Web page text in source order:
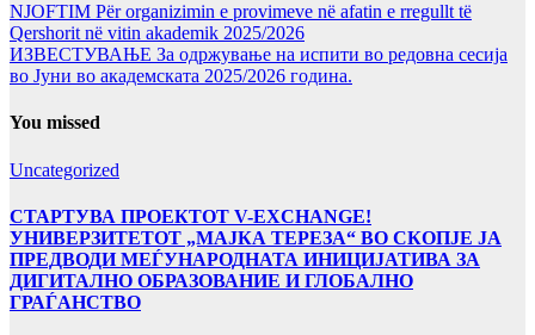
NJOFTIM Për organizimin e provimeve në afatin e rregullt të
Qershorit në vitin akademik 2025/2026
ИЗВЕСТУВАЊЕ За одржување на испити во редовна сесија
во Јуни во академската 2025/2026 година.
You missed
Uncategorized
СТАРТУВА ПРОЕКТОТ V-EXCHANGE!
УНИВЕРЗИТЕТОТ „МАЈКА ТЕРЕЗА“ ВО СКОПЈЕ ЈА
ПРЕДВОДИ МЕЃУНАРОДНАТА ИНИЦИЈАТИВА ЗА
ДИГИТАЛНО ОБРАЗОВАНИЕ И ГЛОБАЛНО
ГРАЃАНСТВО